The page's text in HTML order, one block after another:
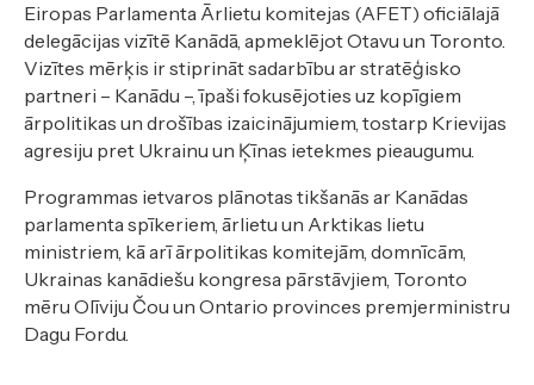
Eiropas Parlamenta Ārlietu komitejas (AFET) oficiālajā
delegācijas vizītē Kanādā, apmeklējot Otavu un Toronto.
Vizītes mērķis ir stiprināt sadarbību ar stratēģisko
partneri – Kanādu –, īpaši fokusējoties uz kopīgiem
ārpolitikas un drošības izaicinājumiem, tostarp Krievijas
agresiju pret Ukrainu un Ķīnas ietekmes pieaugumu.
Programmas ietvaros plānotas tikšanās ar Kanādas
parlamenta spīkeriem, ārlietu un Arktikas lietu
ministriem, kā arī ārpolitikas komitejām, domnīcām,
Ukrainas kanādiešu kongresa pārstāvjiem, Toronto
mēru Olīviju Čou un Ontario provinces premjerministru
Dagu Fordu.